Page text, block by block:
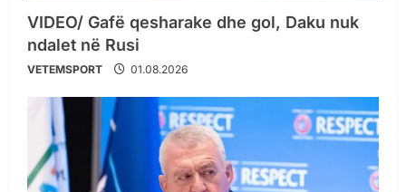
VIDEO/ Gafë qesharake dhe gol, Daku nuk
ndalet në Rusi
VETEMSPORT 01.08.2026